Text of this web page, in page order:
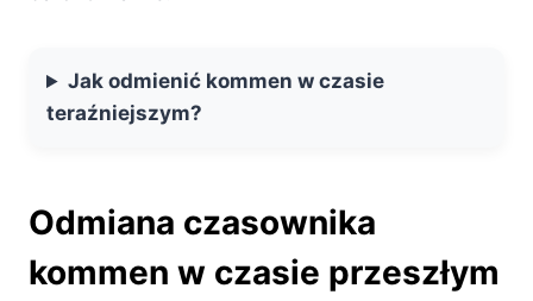
Jak odmienić kommen w czasie
teraźniejszym?
Odmiana czasownika
kommen w czasie przeszłym